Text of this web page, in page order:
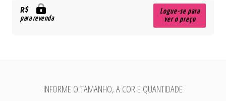
R$
para revenda
Logue-se para
ver o preço
INFORME O TAMANHO, A COR E QUANTIDADE